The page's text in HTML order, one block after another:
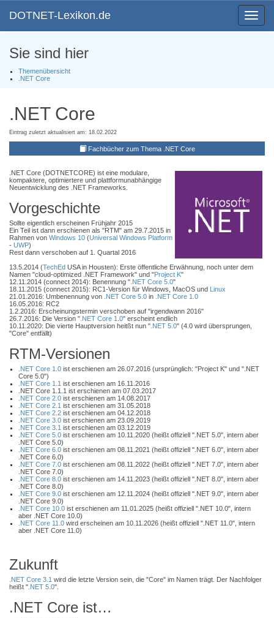
Toggle
DOTNET-Lexikon.de
Sie sind hier
Themenübersicht
.NET Core
.NET Core
Eintrag zuletzt aktualisiert am: 18.02.2022
Fachbücher zum Thema .NET Core
.NET Core (DOTNETCORE) ist eine modulare,
kompaktere, optimiertere und plattformunabhängige
Neuentwicklung des .NET Frameworks.
Vorgeschichte
Sollte eigentlich erscheinen Frühjahr 2015
Ein Teil ist dann erschienen als "RTM" am 29.7.2015 in
Rahmen von Windows 10 (Universal Windows Platform
- UWP)
Rest dann verschoben auf 1. Quartal 2016
13.5.2014 (TechEd USA in Housten): Erste öffentliche Erwähnung, noch unter dem
Namen "cloud-optimized .NET Framework" und "Project K"
12.11.2014 (connect 2014): Benennung " .NET Core 5.0"
18.11.2015 (connect 2015): RC1-Version für Windows, MacOS und Linux
21.01.2016: Umbenennung von .NET Core 5.0 in .NET Core 1.0
16.05.2016: RC2
1.2.2016: Erscheinungstermin verschoben auf "irgendwann 2016"
26.7.2016: Die Version " .NET Core 1.0" erscheint endlich
10.11.2020: Die vierte Hauptversion heitßt nun " .NET 5.0" (4.0 wird übersprungen,
"Core" entfällt)
RTM-Versionen
.NET Core 1.0 ist erschienen am 26.07.2016 (ursprünglich: "Project K" und ".NET
Core 5.0")
.NET Core 1.1 ist erschienen am 16.11.2016
.NET Core 1.1.1 ist erschienen am 07.03.2017
.NET Core 2.0 ist erschienen am 14.08.2017
.NET Core 2.1 ist erschienen am 31.05.2018
.NET Core 2.2 ist erschienen am 04.12.2018
.NET Core 3.0 ist erschienen am 23.09.2019
.NET Core 3.1 ist erschienen am 03.12.2019
.NET Core 5.0 ist erschienen am 10.11.2020 (heißt offiziell ".NET 5.0", intern aber
.NET Core 5.0)
.NET Core 6.0 ist erschienen am 08.11.2021 (heißt offiziell ".NET 6.0", intern aber
.NET Core 6.0)
.NET Core 7.0 ist erschienen am 08.11.2022 (heißt offiziell ".NET 7.0", intern aber
.NET Core 7.0)
.NET Core 8.0 ist erschienen am 14.11.2023 (heißt offiziell ".NET 8.0", intern aber
.NET Core 8.0)
.NET Core 9.0 ist erschienen am 12.11.2024 (heißt offiziell ".NET 9.0", intern aber
.NET Core 9.0)
.NET Core 10.0 ist erschienen am 11.01.2025 (heißt offiziell ".NET 10.0", intern
aber .NET Core 10.0)
.NET Core 11.0 wird erscheinen am 10.11.2026 (heißt offiziell ".NET 11.0", intern
aber .NET Core 11.0)
Zukunft
.NET Core 3.1 wird die letzte Version sein, die "Core" im Namen trägt. Der Nachfolger
heißt " .NET 5.0".
.NET Core ist…